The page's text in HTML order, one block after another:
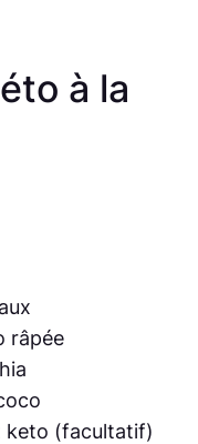
à la
râpée
keto (facultatif)